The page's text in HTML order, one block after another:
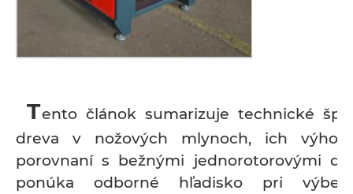
Tento článok sumarizuje technické
dreva v nožových mlynoch, ich
porovnaní s bežnými jednorotorovými
ponúka odborné hľadisko pri